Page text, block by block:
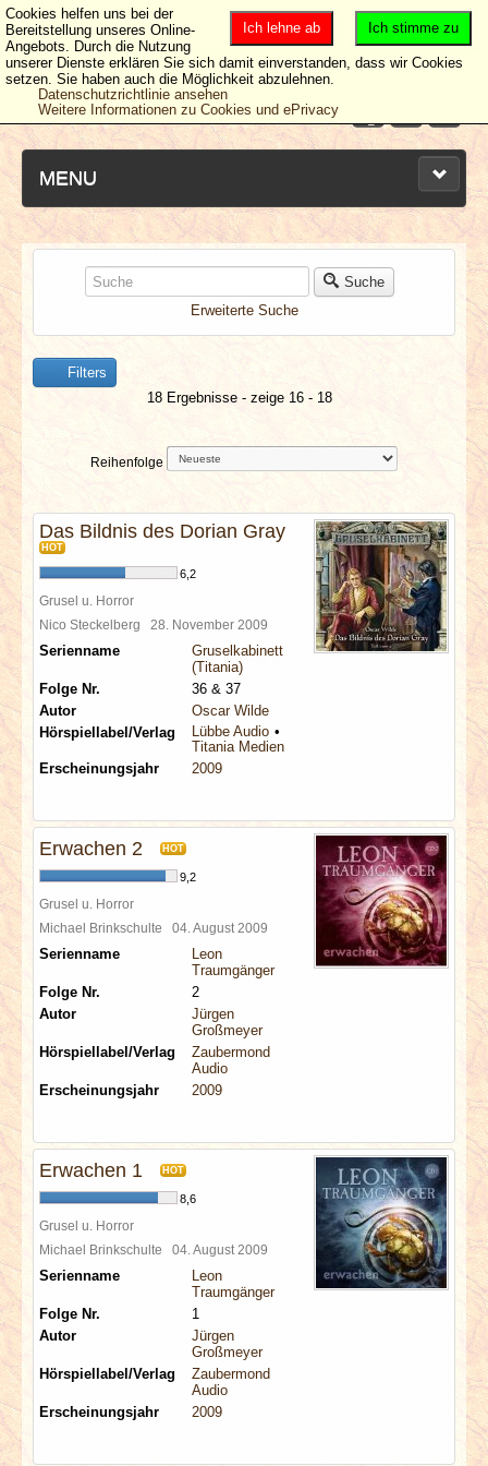
MENU
NEUESTE ARTIKEL
NEWS & DATES
BERICHTE
VERLOSUNGEN
SPECIALS
REDAKTION
ARCHIV
Suche
Erweiterte Suche
Filters
18 Ergebnisse - zeige 16 - 18
Reihenfolge
Das Bildnis des Dorian Gray
HOT
6,2
Grusel u. Horror
Nico Steckelberg 28. November 2009
Serienname
Gruselkabinett
(Titania)
Folge Nr.
36 & 37
Autor
Oscar Wilde
Hörspiellabel/Verlag
Lübbe Audio
Titania Medien
Erscheinungsjahr
2009
Erwachen 2 HOT
9,2
Grusel u. Horror
Michael Brinkschulte 04. August 2009
Serienname
Leon
Traumgänger
Folge Nr.
2
Autor
Jürgen
Großmeyer
Hörspiellabel/Verlag
Zaubermond
Audio
Erscheinungsjahr
2009
Erwachen 1 HOT
8,6
Grusel u. Horror
Michael Brinkschulte 04. August 2009
Serienname
Leon
Traumgänger
Folge Nr.
1
Autor
Jürgen
Großmeyer
Hörspiellabel/Verlag
Zaubermond
Audio
Erscheinungsjahr
2009
Ich stimme zu
Ich lehne ab
Cookies helfen uns bei der
Bereitstellung unseres Online-
Angebots. Durch die Nutzung
unserer Dienste erklären Sie sich damit einverstanden, dass wir Cookies
setzen. Sie haben auch die Möglichkeit abzulehnen.
Datenschutzrichtlinie ansehen
Weitere Informationen zu Cookies und ePrivacy